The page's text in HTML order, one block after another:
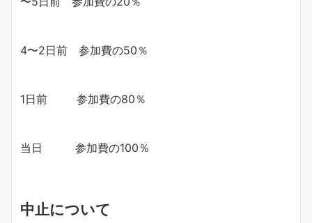
4〜2日前 参加費の50％
1日前 参加費の80％
当日 参加費の100％
中止について